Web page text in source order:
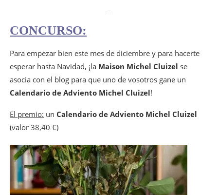
CONCURSO:
Para empezar bien este mes de diciembre y para hacerte
esperar hasta Navidad, ¡la Maison Michel Cluizel se
asocia con el blog para que uno de vosotros gane un
Calendario de Adviento Michel Cluizel!
El premio: un Calendario de Adviento Michel Cluizel
(valor 38,40 €)